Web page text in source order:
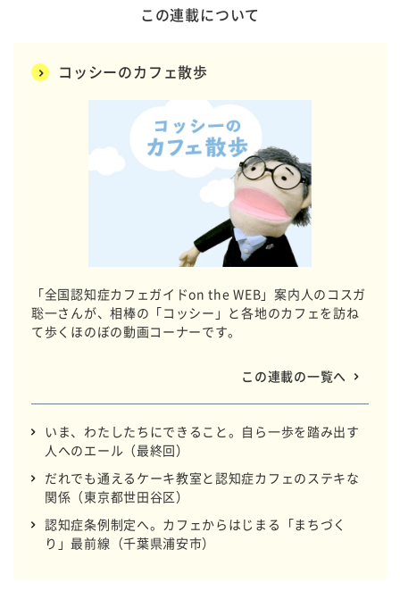
この連載について
コッシーのカフェ散歩
「全国認知症カフェガイドon the WEB」案内人のコスガ
聡一さんが、相棒の「コッシー」と各地のカフェを訪ね
て歩くほのぼの動画コーナーです。
この連載の一覧へ
いま、わたしたちにできること。自ら一歩を踏み出す
人へのエール（最終回）
だれでも通えるケーキ教室と認知症カフェのステキな
関係（東京都世田谷区）
認知症条例制定へ。カフェからはじまる「まちづく
り」最前線（千葉県浦安市）